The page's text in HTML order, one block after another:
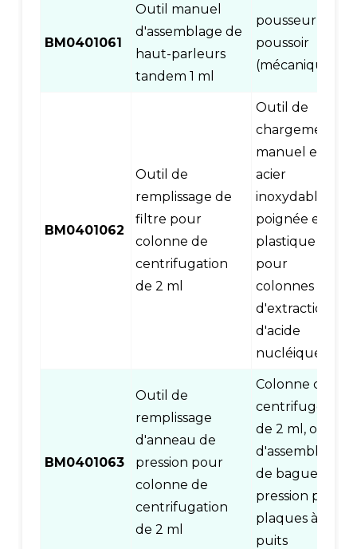
BM0401061
Outil manuel
d'assemblage de
haut-parleurs
tandem 1 ml
pousseur ou
poussoir
(mécanique)
BM0401062
Outil de
remplissage de
filtre pour
colonne de
centrifugation
de 2 ml
Outil de
chargement
manuel en
acier
inoxydable et
poignée en
plastique
pour
colonnes
d'extraction
d'acide
nucléique
BM0401063
Outil de
remplissage
d'anneau de
pression pour
colonne de
centrifugation
de 2 ml
Colonne de
centrifugeuse
de 2 ml, outil
d'assemblage
de bague de
pression pour
plaques à 96
puits